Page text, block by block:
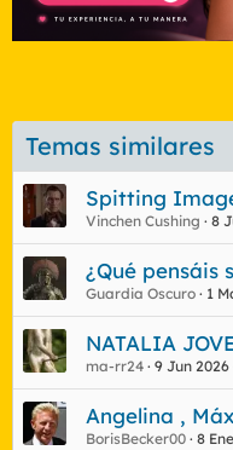
Temas similares
Spitting
Vinchen Cushing 8
¿Qué pensáis
Guardia Oscuro 1
NATALIA
ma-rr24 9 Jun 2026
Angelina ,
BorisBecker00 8